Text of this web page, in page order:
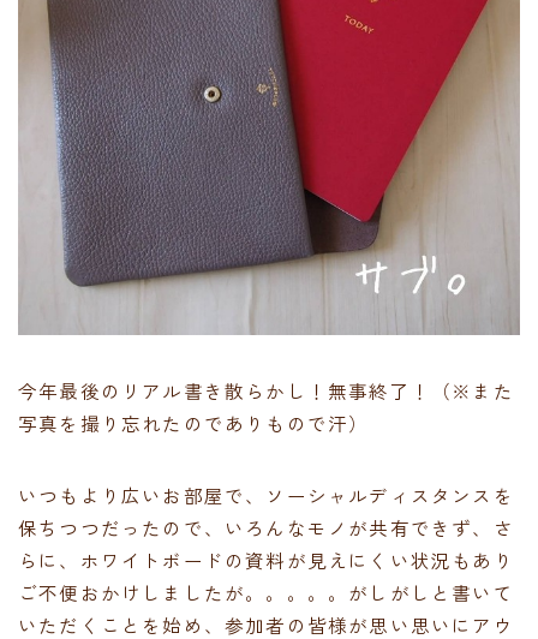
今年最後のリアル書き散らかし！無事終了！（※また
写真を撮り忘れたのでありもので汗）
いつもより広いお部屋で、ソーシャルディスタンスを
保ちつつだったので、いろんなモノが共有できず、さ
らに、ホワイトボードの資料が見えにくい状況もあり
ご不便おかけしましたが。。。。。がしがしと書いて
いただくことを始め、参加者の皆様が思い思いにアウ